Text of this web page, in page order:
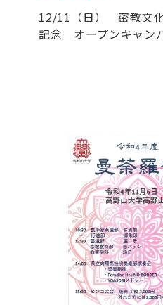
12/11（日） 密教文
記念 オープンキャン